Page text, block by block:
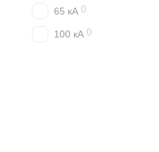
65 кА 0
100 кА 0